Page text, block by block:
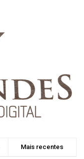
Mais recentes